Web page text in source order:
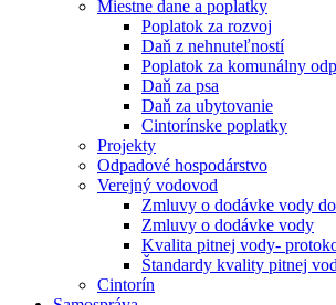
Miestne dane a poplatky
Poplatok za rozvoj
Daň z nehnuteľností
Poplatok za komunálny
Daň za psa
Daň za ubytovanie
Cintorínske poplatky
Projekty
Odpadové hospodárstvo
Verejný vodovod
Zmluvy o dodávke vody
Zmluvy o dodávke vody
Kvalita pitnej vody-
Štandardy kvality pitnej
Cintorín